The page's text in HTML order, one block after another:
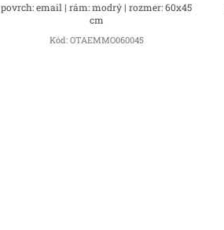
povrch: email | rám: modrý | rozmer: 60x45
cm
Kód: OTAEMMO060045